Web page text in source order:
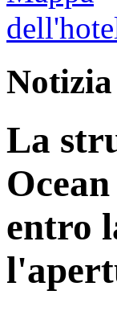
Notizia
La
entro